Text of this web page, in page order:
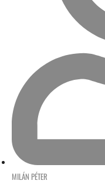
MILÁN PÉTER